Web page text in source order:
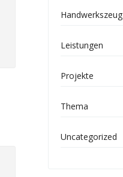
Handwerkszeug
Leistungen
Projekte
Thema
Uncategorized